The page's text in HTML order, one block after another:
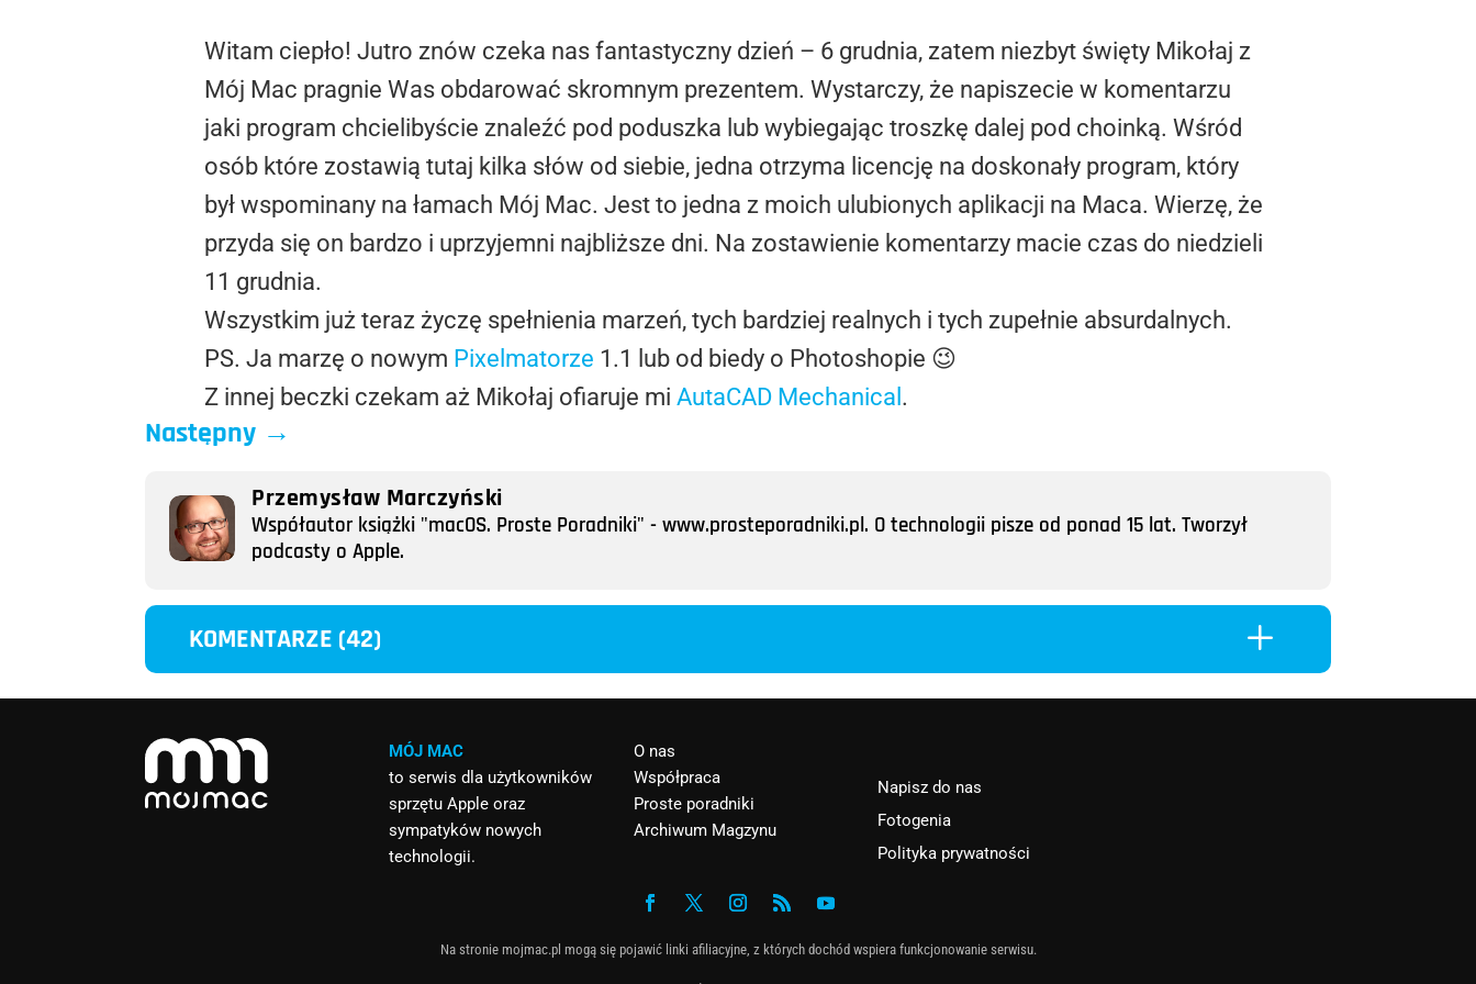
Witam ciepło! Jutro znów czeka nas fantastyczny dzień – 6 grudnia, zatem niezbyt święty Mikołaj z
Mój Mac pragnie Was obdarować skromnym prezentem. Wystarczy, że napiszecie w komentarzu
jaki program chcielibyście znaleźć pod poduszka lub wybiegając troszkę dalej pod choinką. Wśród
osób które zostawią tutaj kilka słów od siebie, jedna otrzyma licencję na doskonały program, który
był wspominany na łamach Mój Mac. Jest to jedna z moich ulubionych aplikacji na Maca. Wierzę, że
przyda się on bardzo i uprzyjemni najbliższe dni. Na zostawienie komentarzy macie czas do niedzieli
11 grudnia.
Wszystkim już teraz życzę spełnienia marzeń, tych bardziej realnych i tych zupełnie absurdalnych.
PS. Ja marzę o nowym Pixelmatorze 1.1 lub od biedy o Photoshopie 😉
Z innej beczki czekam aż Mikołaj ofiaruje mi AutaCAD Mechanical .
Następny →
Przemysław Marczyński
Współautor książki "macOS. Proste Poradniki" - www.prosteporadniki.pl. O technologii pisze od ponad 15 lat. Tworzył
podcasty o Apple.
KOMENTARZE (42) L
MÓJ MAC
to serwis dla użytkowników
sprzętu Apple oraz
sympatyków nowych
technologii.
O nas
Współpraca
Proste poradniki
Archiwum Magzynu
Napisz do nas
Fotogenia
Polityka prywatności
Na stronie mojmac.pl mogą się pojawić linki afiliacyjne, z których dochód wspiera funkcjonowanie serwisu.